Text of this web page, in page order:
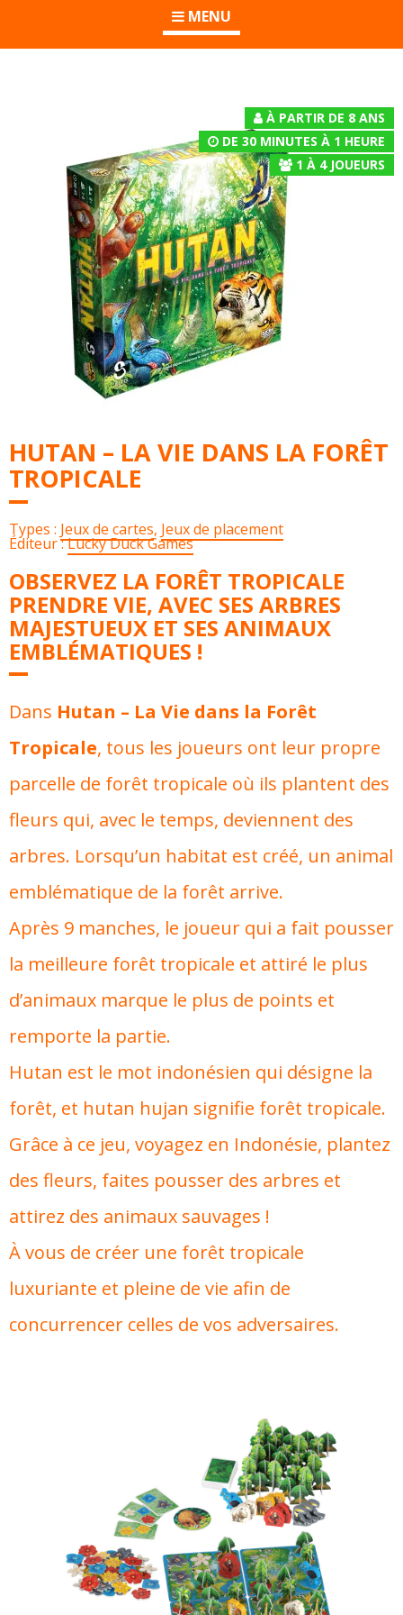
MENU
À PARTIR DE 8 ANS
DE 30 MINUTES À 1 HEURE
1 À 4JOUEURS
HUTAN – LA VIE DANS LA FORÊT
TROPICALE
Types : Jeux de cartes, Jeux de placement
Éditeur :Lucky Duck Games
OBSERVEZ LA FORÊT TROPICALE
PRENDRE VIE, AVEC SES ARBRES
MAJESTUEUX ET SES ANIMAUX
EMBLÉMATIQUES !
Dans Hutan – La Vie dans la Forêt
Tropicale, tous les joueurs ont leur propre
parcelle de forêt tropicale où ils plantent des
fleurs qui, avec le temps, deviennent des
arbres. Lorsqu’un habitat est créé, un animal
emblématique de la forêt arrive.
Après 9 manches, le joueur qui a fait pousser
la meilleure forêt tropicale et attiré le plus
d’animaux marque le plus de points et
remporte la partie.
Hutan est le mot indonésien qui désigne la
forêt, et hutan hujan signifie forêt tropicale.
Grâce à ce jeu, voyagez en Indonésie, plantez
des fleurs, faites pousser des arbres et
attirez des animaux sauvages !
À vous de créer une forêt tropicale
luxuriante et pleine de vie afin de
concurrencer celles de vos adversaires.